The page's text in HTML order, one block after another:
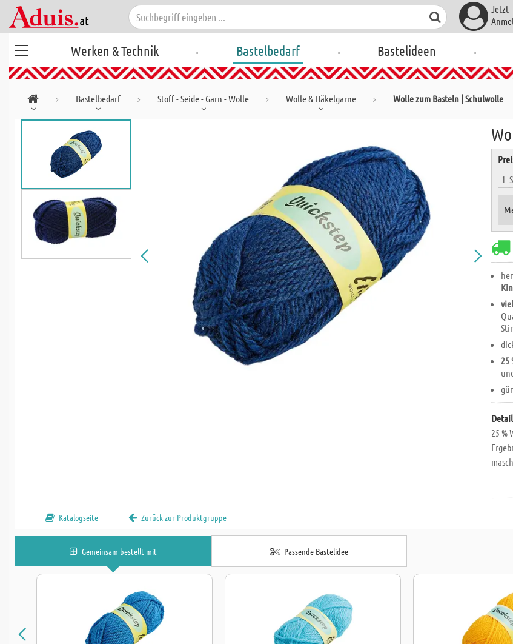
Jetzt
Werken & Technik . Bastelbedarf . Bastelideen .
Bastelbedarf Stoff - Seide - Garn - Wolle Wolle & Häkelgarne Wolle zum Basteln | Schulwolle
1
25
25 %
Katalogseite Zurück zur Produktgruppe
Gemeinsam bestellt mit Passende Bastelidee